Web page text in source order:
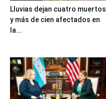
Lluvias dejan cuatro muertos
y más de cien afectados en
la...